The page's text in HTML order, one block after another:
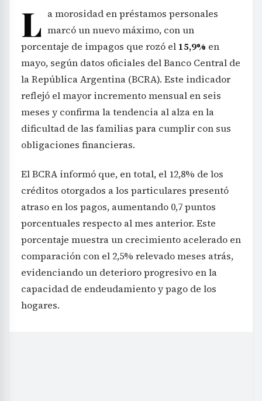
L a morosidad en préstamos personales
marcó un nuevo máximo, con un
porcentaje de impagos que rozó el 15,9% en
mayo, según datos oficiales del Banco Central de
la República Argentina (BCRA). Este indicador
reflejó el mayor incremento mensual en seis
meses y confirma la tendencia al alza en la
dificultad de las familias para cumplir con sus
obligaciones financieras.
El BCRA informó que, en total, el 12,8% de los
créditos otorgados a los particulares presentó
atraso en los pagos, aumentando 0,7 puntos
porcentuales respecto al mes anterior. Este
porcentaje muestra un crecimiento acelerado en
comparación con el 2,5% relevado meses atrás,
evidenciando un deterioro progresivo en la
capacidad de endeudamiento y pago de los
hogares.